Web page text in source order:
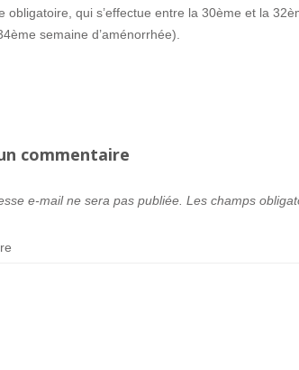
obligatoire, qui s’effectue entre la 30ème et la
semaine d’aménorrhée).
commentaire
e-mail ne sera pas publiée. Les champs